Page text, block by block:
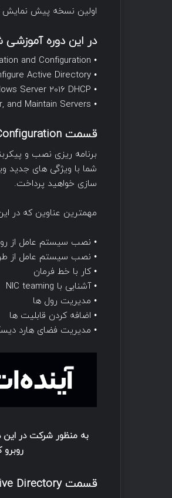
اولین نسخه پیش نمایش اولیه در اول اکتبر سال
در این دوره آموزشی
• Windows Server 2016 Installation and Configuration
• Windows Server 2016 Install and Configure Active Directory
• Windows Server 2016 DHCP
• Windows Server 2016 Manage, Monitor, and Maintain Servers
قسمت Installing and Configuration
سازی خواهید پرداخت.
مهمترین عناوین که در
• نصب سیستم عامل از
• نصب سیستم عامل از
• کار با خط فرمان
• آشنایی با NIC teaming
• مدیریت رول ها
• اضافه کردن قابلیت ها
• مدیریت فضای هارد
به منظور شرکت در این
قسمت Install and Configure Active Directory